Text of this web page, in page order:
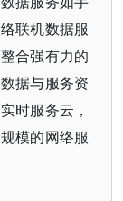
联机数据服
合强有力的
据与服务资
时服务云，
模的网络服